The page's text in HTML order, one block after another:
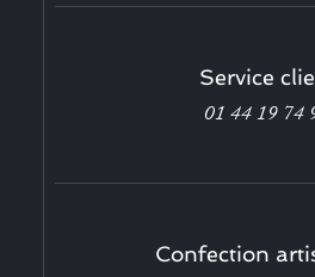
Service
01 44 19 74
Confection